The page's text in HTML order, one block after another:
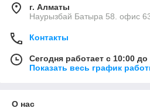
г. Алматы
Наурызбай Батыра 58. офис
Контакты
Сегодня работает с 10:00 до
Показать весь график
О нас